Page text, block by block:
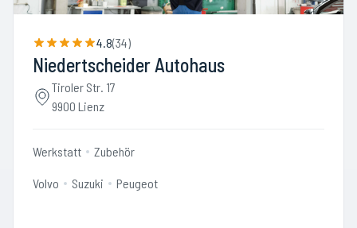
4.8(34)
Niedertscheider Autohaus
Tiroler Str. 17
9900 Lienz
Werkstatt Zubehör
Volvo Suzuki Peugeot